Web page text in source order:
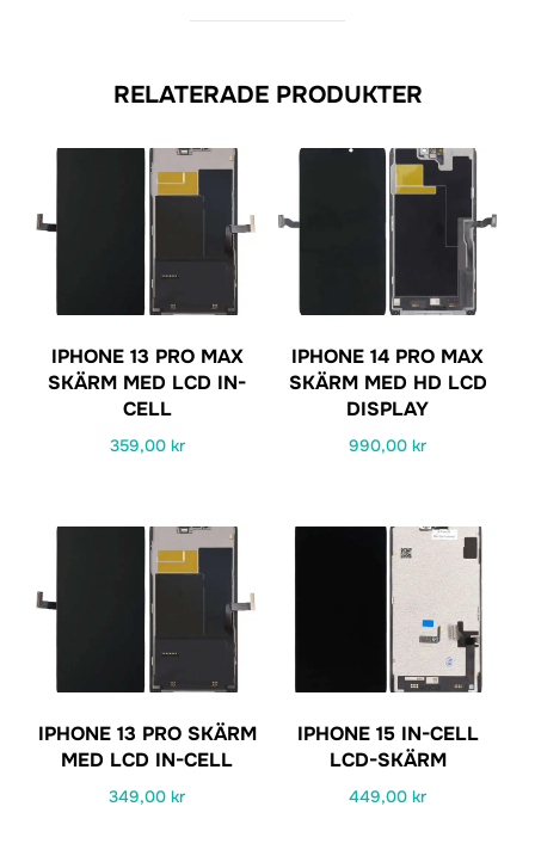
RELATERADE PRODUKTER
IPHONE 13 PRO MAX
SKÄRM MED LCD IN-
CELL
359,00 kr
IPHONE 14 PRO MAX
SKÄRM MED HD LCD
DISPLAY
990,00kr
IPHONE 13 PRO SKÄRM
MED LCD IN-CELL
349,00kr
IPHONE 15 IN-CELL
LCD-SKÄRM
449,00kr